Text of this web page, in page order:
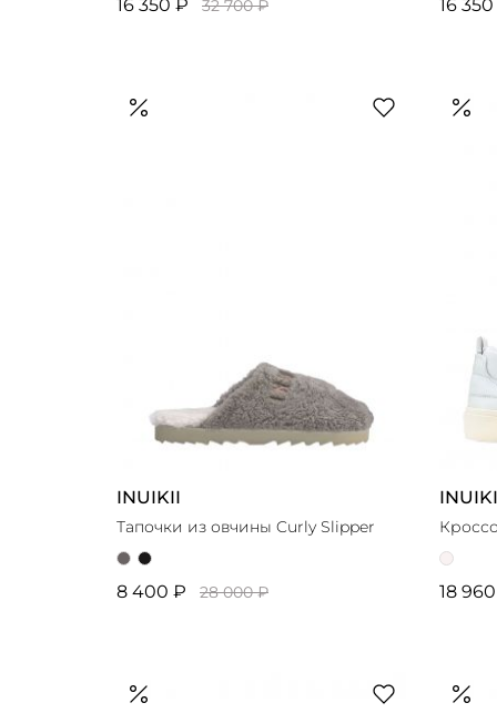
16 350 ₽ 32 700 ₽ 16
INUIKII
Тапочки из овчины Curly Slipper
8 400 ₽ 28 000 ₽ 18